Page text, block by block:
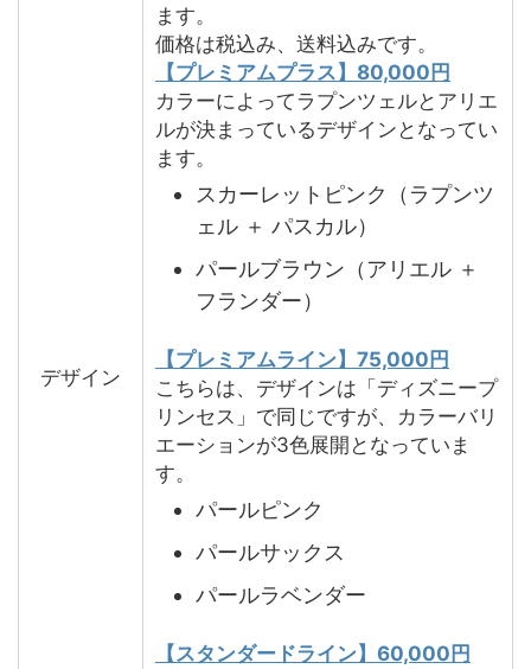
デザイン
ます。
価格は税込み、送料込みです。
【プレミアムプラス】80,000円
カラーによってラプンツェルとアリエ
ルが決まっているデザインとなってい
ます。
スカーレットピンク（ラプンツ
ェル ＋ パスカル）
パールブラウン（アリエル ＋
フランダー）
【プレミアムライン】75,000円
こちらは、デザインは「ディズニープ
リンセス」で同じですが、カラーバリ
エーションが3色展開となっていま
す。
パールピンク
パールサックス
パールラベンダー
【スタンダードライン】60,000円